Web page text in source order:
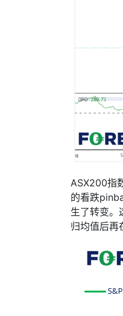
ASX200指
的看跌
生了转变。
归均值后再